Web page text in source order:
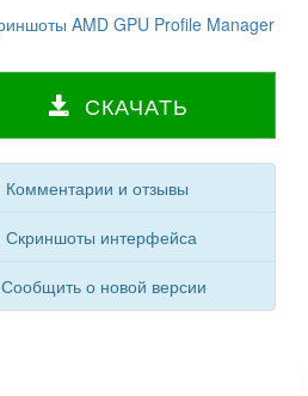
СКАЧАТЬ
Комментарии и отзывы
Скриншоты интерфейса
Сообщить о новой версии